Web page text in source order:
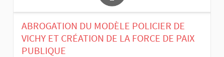
ABROGATION DU MODÈLE POLICIER DE
VICHY ET CRÉATION DE LA FORCE DE PAIX
PUBLIQUE